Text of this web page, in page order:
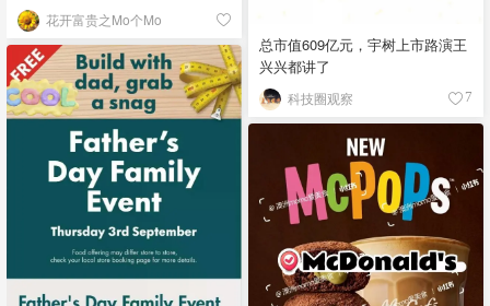
花开富贵之Mo个Mo
总市值609亿元，宇树上市路演王
兴兴都讲了
科技圈观察 7